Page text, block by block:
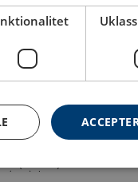
surring med gummi hæle
ekstra beskyttelse
Til surring af biler
LC (Lige) daN: 1000 - 1000